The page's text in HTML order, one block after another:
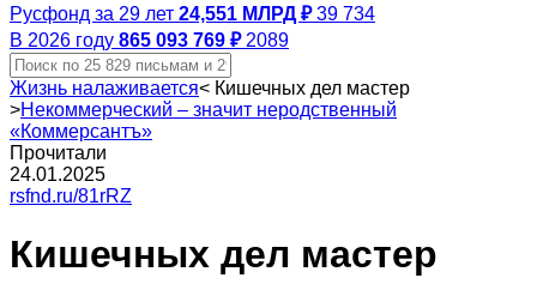
Русфонд за 29 лет 24,551 МЛРД ₽ 39 734
В 2026 году 865 093 769 ₽ 2089
Жизнь налаживается< Кишечных дел мастер
>Некоммерческий – значит неродственный
«Коммерсантъ»
Прочитали
24.01.2025
rsfnd.ru/81rRZ
Кишечных дел мастер